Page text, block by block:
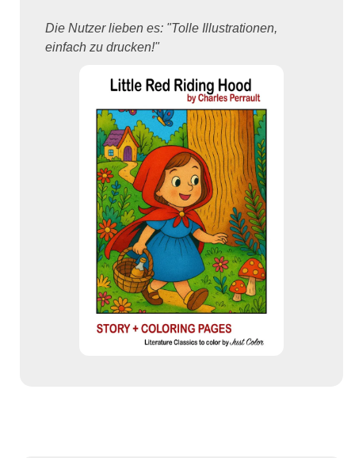
Die Nutzer lieben es: "Tolle Illustrationen,
einfach zu drucken!"